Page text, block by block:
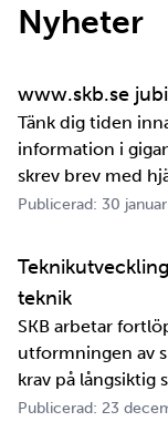
Nyheter
www.skb.se
Tänk dig tiden
information i
skrev brev med
om ett
perspektiv i alla
Publicerad: 30
teknik
SKB arbetar
utformningen av
krav på långsiktig
Publicerad: 23